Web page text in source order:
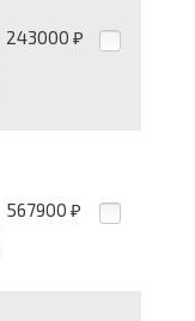
243000 ₽
567900 ₽